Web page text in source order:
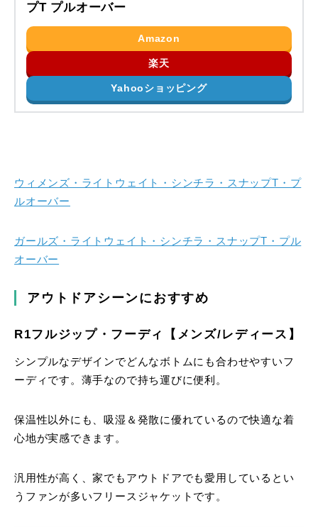
プT プルオーバー
Amazon
楽天
Yahooショッピング
ウィメンズ・ライトウェイト・シンチラ・スナップT・プ
ルオーバー
ガールズ・ライトウェイト・シンチラ・スナップT・プル
オーバー
アウトドアシーンにおすすめ
R1フルジップ・フーディ【メンズ/レディース】
シンプルなデザインでどんなボトムにも合わせやすいフ
ーディです。薄手なので持ち運びに便利。
保温性以外にも、吸湿＆発散に優れているので快適な着
心地が実感できます。
汎用性が高く、家でもアウトドアでも愛用しているとい
うファンが多いフリースジャケットです。